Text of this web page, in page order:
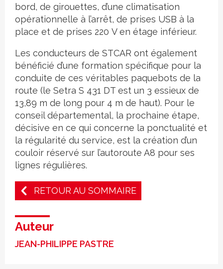
bord, de girouettes, d’une climatisation
opérationnelle à l’arrêt, de prises USB à la
place et de prises 220 V en étage inférieur.
Les conducteurs de STCAR ont également
bénéficié d’une formation spécifique pour la
conduite de ces véritables paquebots de la
route (le Setra S 431 DT est un 3 essieux de
13,89 m de long pour 4 m de haut). Pour le
conseil départemental, la prochaine étape,
décisive en ce qui concerne la ponctualité et
la régularité du service, est la création d’un
couloir réservé sur l’autoroute A8 pour ses
lignes régulières.
RETOUR AU SOMMAIRE
Auteur
JEAN-PHILIPPE PASTRE